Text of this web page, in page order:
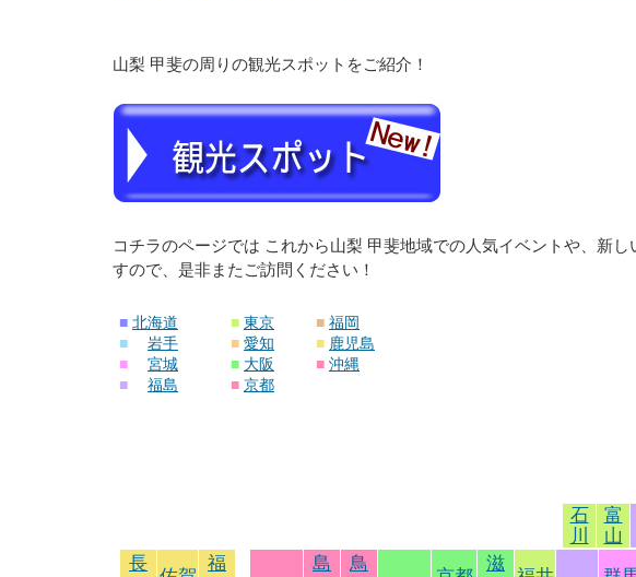
山梨 甲斐の周りの観光スポットをご紹介！
コチラのページでは これから山梨 甲斐地域での人気イベントや、新
すので、是非またご訪問ください！
■ 北海道
■
岩手
■
宮城
■
福島
■ 東京
■ 愛知
■ 大阪
■ 京都
■ 福岡
■ 鹿児島
■ 沖縄
石
川
富
山
長
福 島 鳥 滋